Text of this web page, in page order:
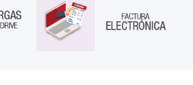
Gobierno Provincial
Transparencia
Ambiente